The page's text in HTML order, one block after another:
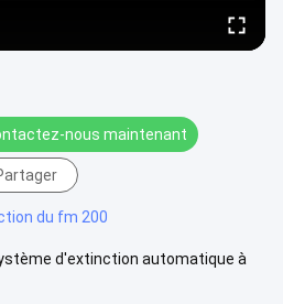
nous maintenant
du fm 200
d'extinction automatique à